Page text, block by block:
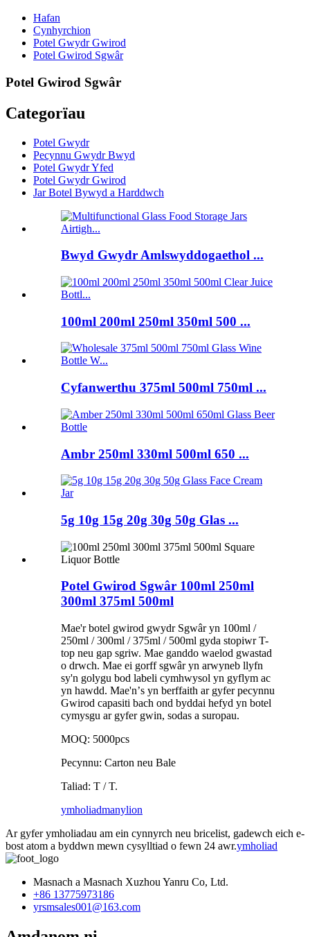
Hafan
Cynhyrchion
Potel Gwydr Gwirod
Potel Gwirod Sgwâr
Potel Gwirod Sgwâr
Categorïau
Potel Gwydr
Pecynnu Gwydr Bwyd
Potel Gwydr Yfed
Potel Gwydr Gwirod
Jar Botel Bywyd a Harddwch
Bwyd Gwydr Amlswyddogaethol ...
100ml 200ml 250ml 350ml 500 ...
Cyfanwerthu 375ml 500ml 750ml ...
Ambr 250ml 330ml 500ml 650 ...
5g 10g 15g 20g 30g 50g Glas ...
Potel Gwirod Sgwâr 100ml 250ml
300ml 375ml 500ml
Mae'r botel gwirod gwydr Sgwâr yn 100ml /
250ml / 300ml / 375ml / 500ml gyda stopiwr T-
top neu gap sgriw. Mae ganddo waelod gwastad
o drwch. Mae ei gorff sgwâr yn arwyneb llyfn
sy'n golygu bod labeli cymhwysol yn gyflym ac
yn hawdd. Mae'n’s yn berffaith ar gyfer pecynnu
Gwirod capasiti bach ond byddai hefyd yn botel
cymysgu ar gyfer gwin, sodas a suropau.
MOQ: 5000pcs
Pecynnu: Carton neu Bale
Taliad: T / T.
ymholiadmanylion
Ar gyfer ymholiadau am ein cynnyrch neu bricelist, gadewch eich e-
bost atom a byddwn mewn cysylltiad o fewn 24 awr.ymholiad
Masnach a Masnach Xuzhou Yanru Co, Ltd.
+86 13775973186
yrsmsales001@163.com